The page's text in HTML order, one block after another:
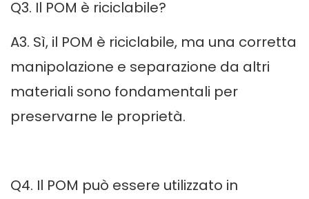
Q3. Il POM è riciclabile?
A3. Sì, il POM è riciclabile, ma una corretta
manipolazione e separazione da altri
materiali sono fondamentali per
preservarne le proprietà.
Q4. Il POM può essere utilizzato in